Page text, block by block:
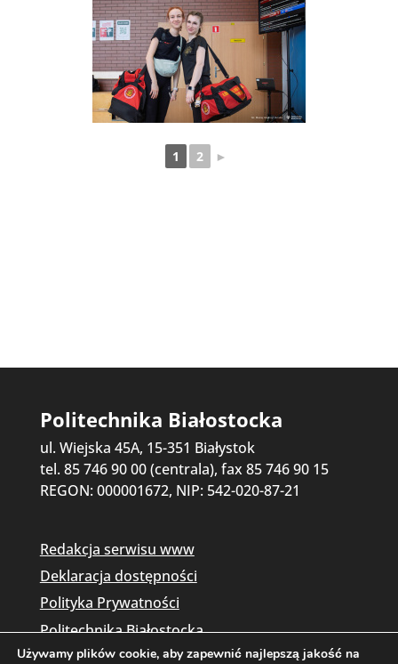
1 2 ►
Politechnika Białostocka
ul. Wiejska 45A, 15-351 Białystok
tel. 85 746 90 00 (centrala), fax 85 746 90 15
REGON: 000001672, NIP: 542-020-87-21
Redakcja serwisu www
Deklaracja dostępności
Polityka Prywatności
Politechnika Białostocka
Używamy plików cookie, aby zapewnić najlepszą jakość na